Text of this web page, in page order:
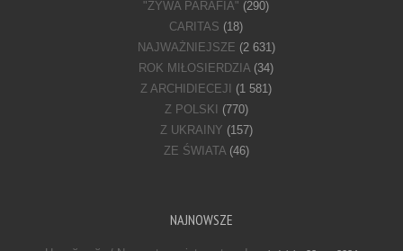
"ŻYWA PARAFIA" (290)
CARITAS (18)
NAJWAŻNIEJSZE (2 631)
ROK MIŁOSIERDZIA (34)
Z ARCHIDIECEJI (1 581)
Z POLSKI (770)
Z UKRAINY (157)
ZE ŚWIATA(46)
NAJNOWSZE